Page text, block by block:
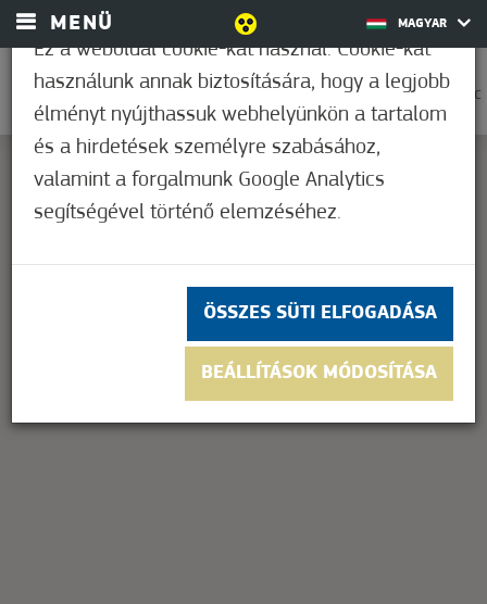
MENÜ MAGYAR
0
29,4°C
This page can't load Google Maps correctly.
Do you own this website? OK
Ez a weboldal cookie-kat használ. Cookie-kat
használunk annak biztosítására, hogy a legjobb
élményt nyújthassuk webhelyünkön a tartalom
és a hirdetések személyre szabásához,
valamint a forgalmunk Google Analytics
segítségével történő elemzéséhez.
ÖSSZES SÜTI ELFOGADÁSA
BEÁLLÍTÁSOK MÓDOSÍTÁSA